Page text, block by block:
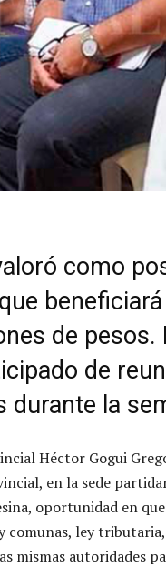
como
de pesos.
de
durante la
Héctor Gogui
en la sede
oportunidad en
comunas, ley
mismas autoridades